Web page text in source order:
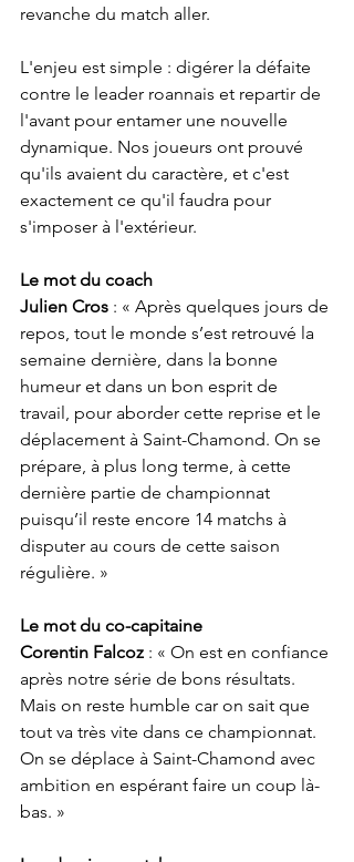
revanche du match aller.
L'enjeu est simple : digérer la défaite
contre le leader roannais et repartir de
l'avant pour entamer une nouvelle
dynamique. Nos joueurs ont prouvé
qu'ils avaient du caractère, et c'est
exactement ce qu'il faudra pour
s'imposer à l'extérieur.
Le mot du coach
Julien Cros : « Après quelques jours de
repos, tout le monde s’est retrouvé la
semaine dernière, dans la bonne
humeur et dans un bon esprit de
travail, pour aborder cette reprise et le
déplacement à Saint-Chamond. On se
prépare, à plus long terme, à cette
dernière partie de championnat
puisqu’il reste encore 14 matchs à
disputer au cours de cette saison
régulière. »
Le mot du co-capitaine
Corentin Falcoz : « On est en confiance
après notre série de bons résultats.
Mais on reste humble car on sait que
tout va très vite dans ce championnat.
On se déplace à Saint-Chamond avec
ambition en espérant faire un coup là-
bas. »